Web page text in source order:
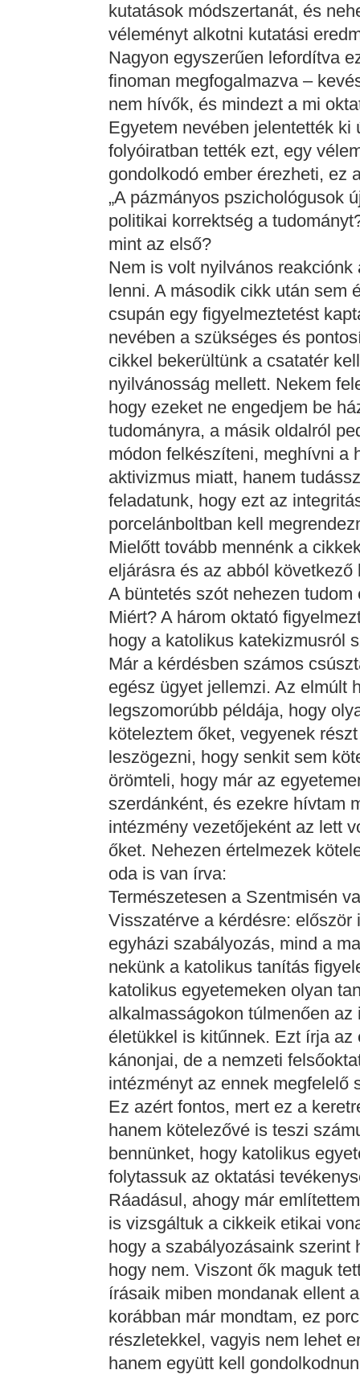
kutatások módszertanát, és
véleményt alkotni kutatási
Nagyon egyszerűen lefordítva
finoman megfogalmazva –
nem hívők, és mindezt a mi
Egyetem nevében jelentették ki
folyóiratban tették ezt, egy
gondolkodó ember érezheti, ez
„A pázmányos pszichológusok
politikai korrektség a
mint az első?
Nem is volt nyilvános
lenni. A második cikk után sem
csupán egy figyelmeztetést
nevében a szükséges és
cikkel bekerültünk a csatatér
nyilvánosság mellett. Nekem
hogy ezeket ne engedjem be
tudományra, a másik oldalról
módon felkészíteni, meghívni a
aktivizmus miatt, hanem
feladatunk, hogy ezt az
porcelánboltban kell
Mielőtt tovább mennénk a
eljárásra és az abból
A büntetés szót nehezen
Miért? A három oktató
hogy a katolikus katekizmusról
Már a kérdésben számos
egész ügyet jellemzi. Az elmúlt
legszomorúbb példája, hogy
köteleztem őket, vegyenek
leszögezni, hogy senkit sem
örömteli, hogy már az
szerdánként, és ezekre hívtam
intézmény vezetőjeként az lett
őket. Nehezen értelmezek
oda is van írva:
Természetesen a Szentmisén
Visszatérve a kérdésre:
egyházi szabályozás, mind a
nekünk a katolikus tanítás
katolikus egyetemeken olyan
alkalmasságokon túlmenően
életükkel is kitűnnek. Ezt írja
kánonjai, de a nemzeti
intézményt az ennek megfelelő
Ez azért fontos, mert ez a
hanem kötelezővé is teszi
bennünket, hogy katolikus
folytassuk az oktatási
Ráadásul, ahogy már
is vizsgáltuk a cikkeik etikai
hogy a szabályozásaink szerint
hogy nem. Viszont ők maguk
írásaik miben mondanak ellent
korábban már mondtam, ez
részletekkel, vagyis nem lehet
hanem együtt kell